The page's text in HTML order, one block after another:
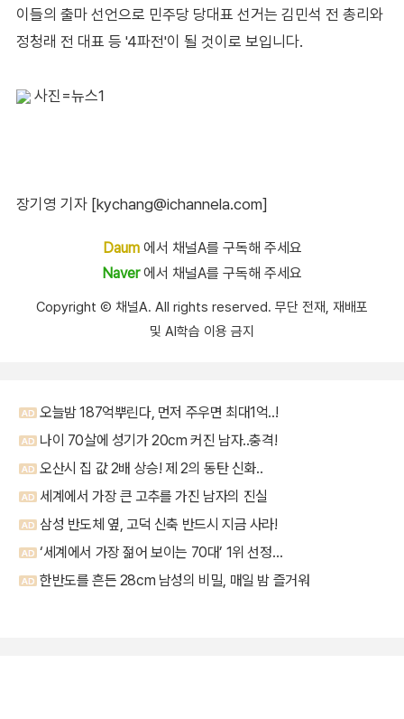
이들의 출마 선언으로 민주당 당대표 선거는 김민석 전 총리와
정청래 전 대표 등 '4파전'이 될 것이로 보입니다.
사진=뉴스1
장기영 기자 [kychang@ichannela.com]
Daum에서 채널A를 구독해 주세요
Naver에서 채널A를 구독해 주세요
Copyright Ⓒ 채널A. All rights reserved. 무단 전재, 재배포
및 AI학습 이용 금지